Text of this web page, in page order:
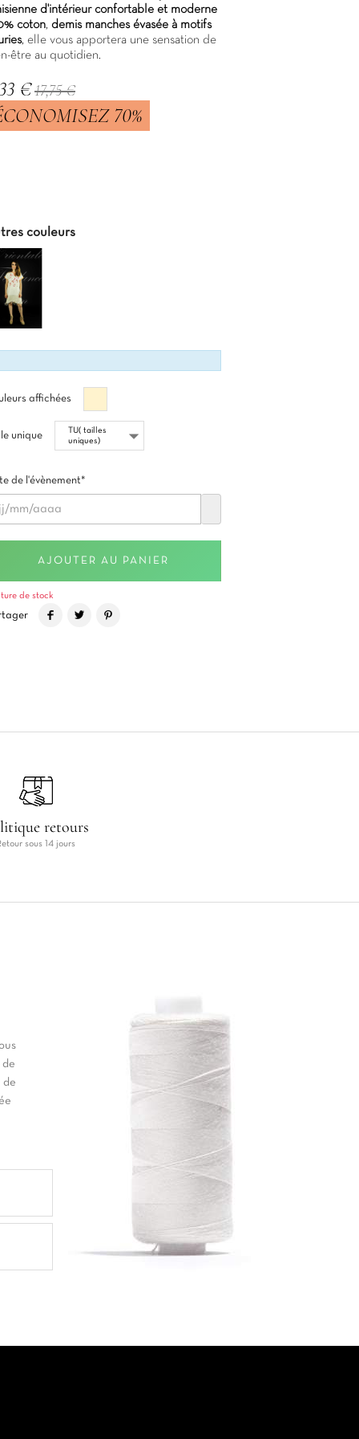
d'intérieur confortable et moderne
coton, demis manches évasée à motifs
, elle vous apportera une sensation de
être au quotidien.
€17,75 €
70%
couleurs
affichées
unique
de l'évènement*
AJOUTER AU PANIER
de stock
retours
sous 14 jours
de